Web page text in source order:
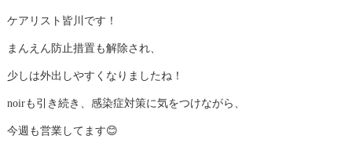
ケアリスト皆川です！
まんえん防止措置も解除され、
少しは外出しやすくなりましたね！
noirも引き続き、感染症対策に気をつけながら、
今週も営業してます😊